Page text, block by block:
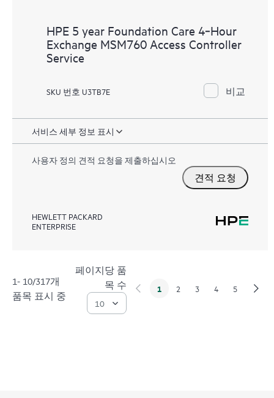
HPE 5 year Foundation Care 4‑Hour
Exchange MSM760 Access Controller
Service
SKU 번호 U3TB7E 비교
서비스 세부 정보 표시
사용자 정의 견적 요청을 제출하십시오
견적 요청
HEWLETT PACKARD
ENTERPRISE
1- 10/317개
품목 표시 중
페이지당 품
목 수
1 2 3 4 5